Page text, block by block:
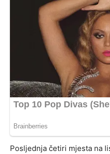
Posljednja četiri mjesta na